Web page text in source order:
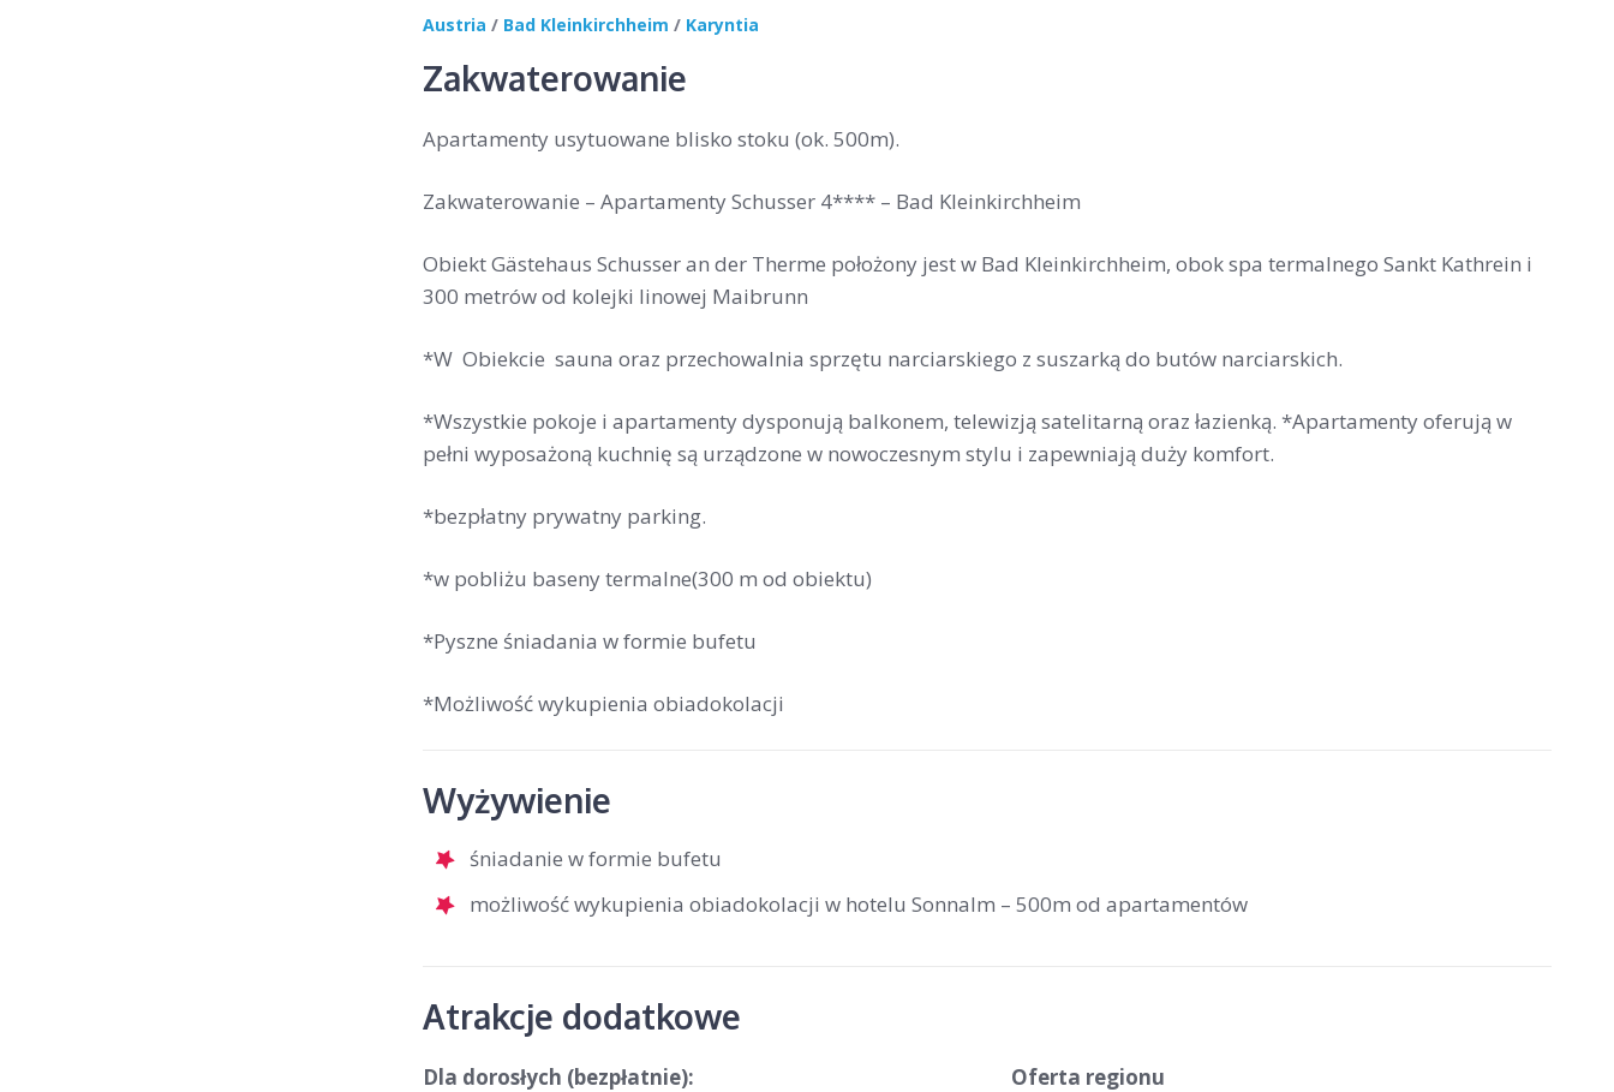
Austria / Bad Kleinkirchheim / Karyntia
Zakwaterowanie
Apartamenty usytuowane blisko stoku (ok. 500m).
Zakwaterowanie – Apartamenty Schusser 4**** – Bad Kleinkirchheim
Obiekt Gästehaus Schusser an der Therme położony jest w Bad Kleinkirchheim, obok spa termalnego Sankt Kathrein i
300 metrów od kolejki linowej Maibrunn
*W Obiekcie sauna oraz przechowalnia sprzętu narciarskiego z suszarką do butów narciarskich.
*Wszystkie pokoje i apartamenty dysponują balkonem, telewizją satelitarną oraz łazienką. *Apartamenty oferują w
pełni wyposażoną kuchnię są urządzone w nowoczesnym stylu i zapewniają duży komfort.
*bezpłatny prywatny parking.
*w pobliżu baseny termalne(300 m od obiektu)
*Pyszne śniadania w formie bufetu
*Możliwość wykupienia obiadokolacji
Wyżywienie
śniadanie w formie bufetu
możliwość wykupienia obiadokolacji w hotelu Sonnalm – 500m od apartamentów
Atrakcje dodatkowe
Dla dorosłych (bezpłatnie):
Oferta regionu